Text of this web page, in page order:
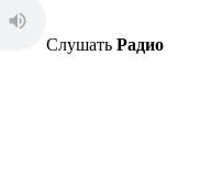
Слушать Радио